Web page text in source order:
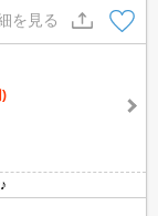
を見る
)